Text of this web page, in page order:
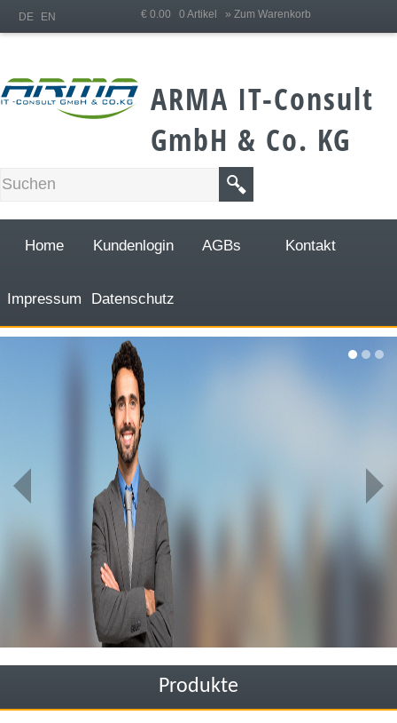
€ 0.00 0 Artikel » Zum Warenkorb
DE EN
ARMA IT-Consult
GmbH & Co. KG
Home Kundenlogin AGBs Kontakt
Impressum Datenschutz
Produkte